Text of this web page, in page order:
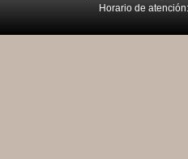
Horario de